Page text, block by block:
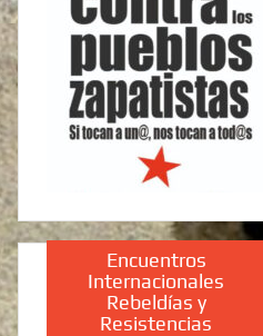
Encuentros
Internacionales
Rebeldías y
Resistencias